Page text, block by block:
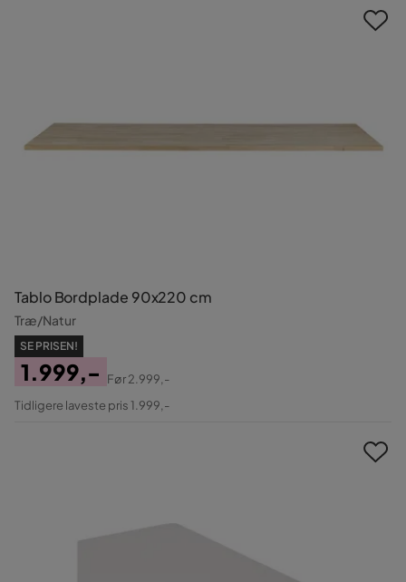
Tablo Bordplade 90x220 cm
Træ/Natur
SE PRISEN!
Pris
1.999,-
Original
Før2.999,-
Tidligere laveste pris 1.999,-